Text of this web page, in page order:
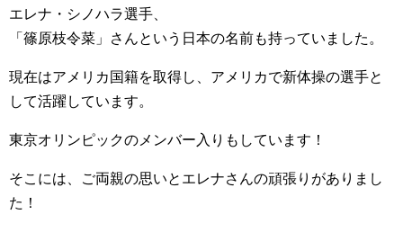
エレナ・シノハラ選手、
「篠原枝令菜」さんという日本の名前も持っていました。
現在はアメリカ国籍を取得し、アメリカで新体操の選手と
して活躍しています。
東京オリンピックのメンバー入りもしています！
そこには、ご両親の思いとエレナさんの頑張りがありまし
た！